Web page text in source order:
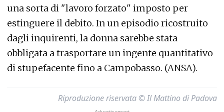
una sorta di "lavoro forzato" imposto per
estinguere il debito. In un episodio ricostruito
dagli inquirenti, la donna sarebbe stata
obbligata a trasportare un ingente quantitativo
di stupefacente fino a Campobasso. (ANSA).
Riproduzione riservata © Il Mattino di Padova